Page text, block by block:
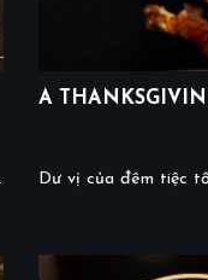
A
Dư vị của đêm tiệc